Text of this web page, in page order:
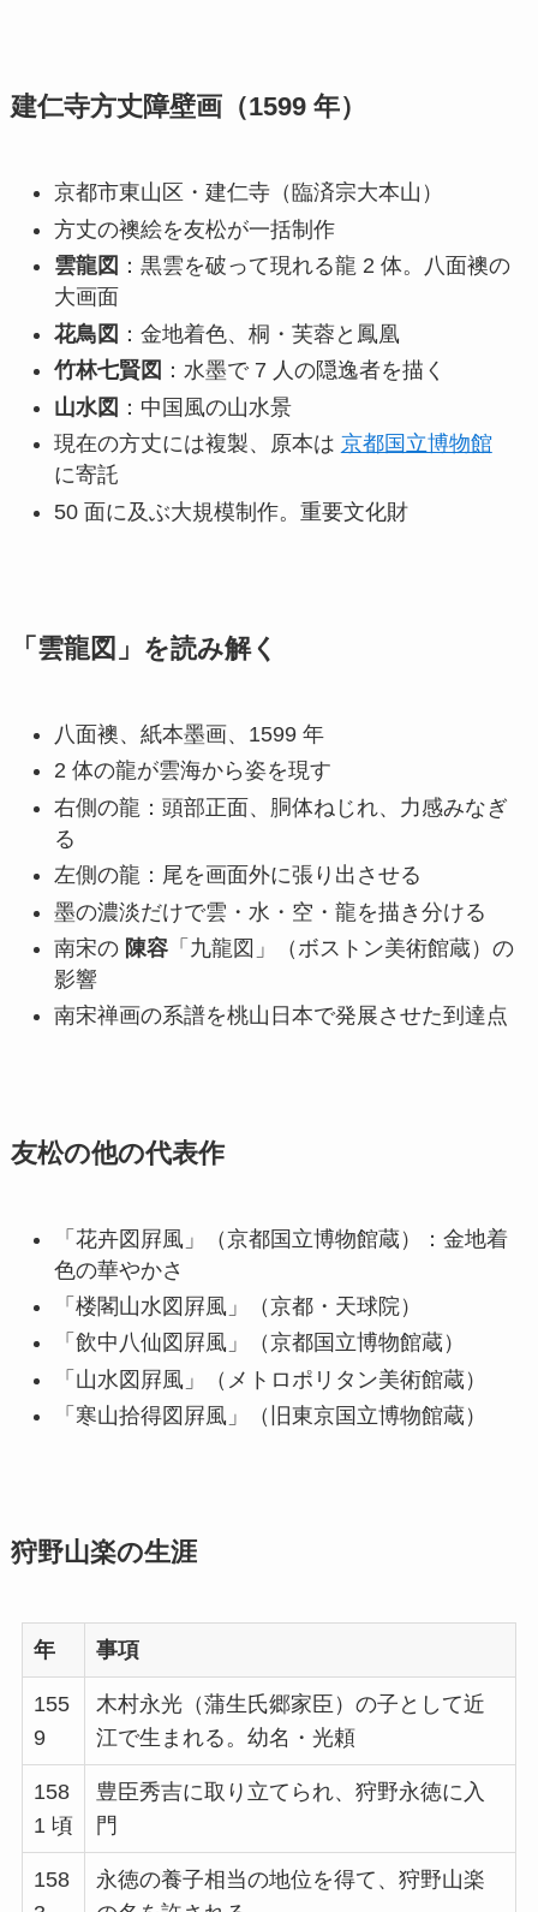
建仁寺方丈障壁画（1599 年）
京都市東山区・建仁寺（臨済宗大本山）
方丈の襖絵を友松が一括制作
雲龍図 ：黒雲を破って現れる龍 2 体。八面襖の
大画面
花鳥図 ：金地着色、桐・芙蓉と鳳凰
竹林七賢図 ：水墨で 7 人の隠逸者を描く
山水図 ：中国風の山水景
現在の方丈には複製、原本は 京都国立博物館
に寄託
50 面に及ぶ大規模制作。重要文化財
「雲龍図」を読み解く
八面襖、紙本墨画、1599 年
2 体の龍が雲海から姿を現す
右側の龍：頭部正面、胴体ねじれ、力感みなぎ
る
左側の龍：尾を画面外に張り出させる
墨の濃淡だけで雲・水・空・龍を描き分ける
南宋の 陳容「九龍図」（ボストン美術館蔵）の
影響
南宋禅画の系譜を桃山日本で発展させた到達点
友松の他の代表作
「花卉図屛風」（京都国立博物館蔵）：金地着
色の華やかさ
「楼閣山水図屛風」（京都・天球院）
「飲中八仙図屛風」（京都国立博物館蔵）
「山水図屛風」（メトロポリタン美術館蔵）
「寒山拾得図屛風」（旧東京国立博物館蔵）
狩野山楽の生涯
年 事項
155
9
木村永光（蒲生氏郷家臣）の子として近
江で生まれる。幼名・光頼
158
1 頃
豊臣秀吉に取り立てられ、狩野永徳に入
門
158
永徳の養子相当の地位を得て、狩野山楽